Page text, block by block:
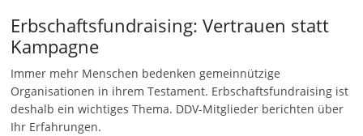
f
u
n
Erbschaftsfundraising: Vertrauen statt
Kampagne
Immer mehr Menschen bedenken gemeinnützige
Organisationen in ihrem Testament. Erbschaftsfundraising ist
deshalb ein wichtiges Thema. DDV-Mitglieder berichten über
Ihr Erfahrungen.